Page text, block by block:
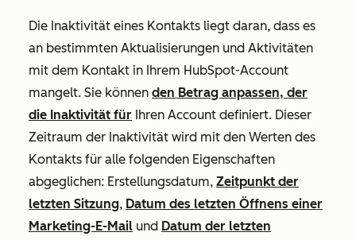
Die Inaktivität eines Kontakts liegt daran, dass es
an bestimmten Aktualisierungen und Aktivitäten
mit dem Kontakt in Ihrem HubSpot-Account
mangelt. Sie können den Betrag anpassen, der
die Inaktivität für Ihren Account definiert. Dieser
Zeitraum der Inaktivität wird mit den Werten des
Kontakts für alle folgenden Eigenschaften
abgeglichen: Erstellungsdatum, Zeitpunkt der
letzten Sitzung, Datum des letzten Öffnens einer
Marketing-E-Mail und Datum der letzten